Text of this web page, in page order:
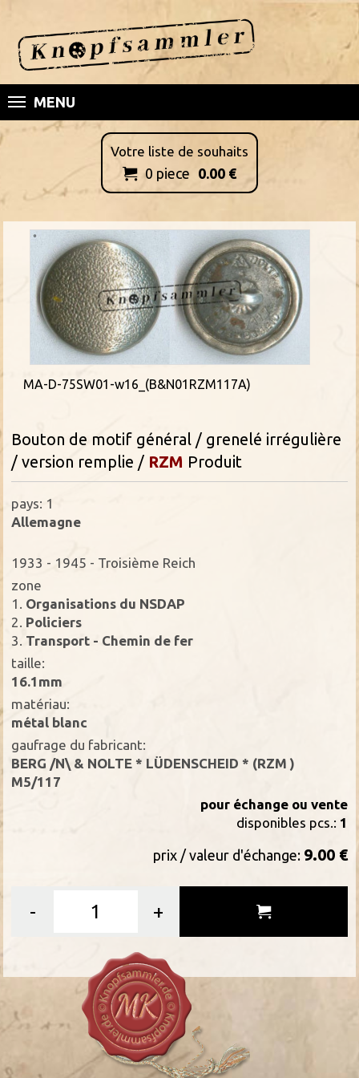
MENU
Votre liste de souhaits
 0 piece 0.00 €
MA-D-75SW01-w16_(B&N01RZM117A)
Bouton de motif général / grenelé irrégulière
/ version remplie / RZM Produit
pays: 1
Allemagne
1933 - 1945 - Troisième Reich
zone
1. Organisations du NSDAP
2. Policiers
3. Transport - Chemin de fer
taille:
16.1mm
matériau:
métal blanc
gaufrage du fabricant:
BERG /N\ & NOLTE * LÜDENSCHEID * (RZM )
M5/117
pour échange ou vente
disponibles pcs.: 1
prix / valeur d'échange: 9.00 €
- +